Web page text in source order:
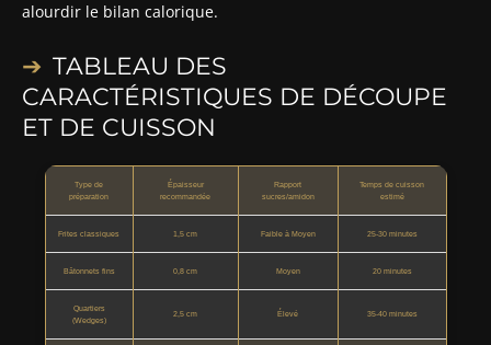
alourdir le bilan calorique.
TABLEAU DES
CARACTÉRISTIQUES DE DÉCOUPE
ET DE CUISSON
Type de
préparation
Épaisseur
recommandée
Rapport
sucres/amidon
Temps de cuisson
estimé
Frites classiques 1,5 cm Faible à Moyen 25-30 minutes
Bâtonnets fins 0,8 cm Moyen 20 minutes
Quartiers
(Wedges)
2,5 cm Élevé 35-40 minutes